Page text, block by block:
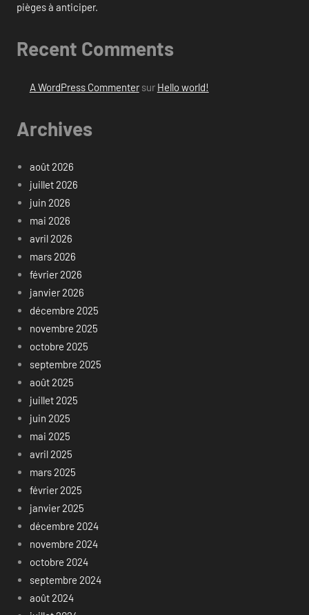
pièges à anticiper.
Recent Comments
A WordPress Commentersur Hello world!
Archives
août 2026
juillet 2026
juin 2026
mai 2026
avril 2026
mars 2026
février 2026
janvier 2026
décembre 2025
novembre 2025
octobre 2025
septembre 2025
août 2025
juillet 2025
juin 2025
mai 2025
avril 2025
mars 2025
février 2025
janvier 2025
décembre 2024
novembre 2024
octobre 2024
septembre 2024
août 2024